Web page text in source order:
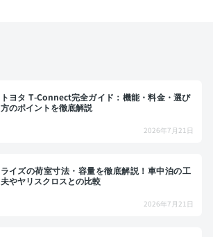
トヨタ T-Connect完全ガイド：機能・料金・選び
方のポイントを徹底解説
2026年7月21日
ライズの荷室寸法・容量を徹底解説！車中泊の工
夫やヤリスクロスとの比較
2026年7月21日